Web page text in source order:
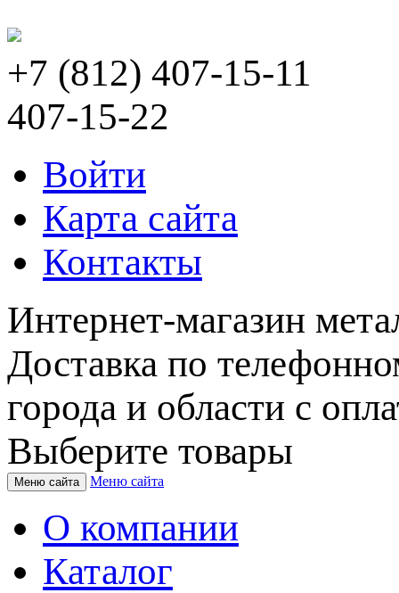
+7 (812) 407-15-11
407-15-22
Войти
Карта сайта
Контакты
Интернет-магазин
Доставка по
города и области с
Выберите товары
Меню сайта Меню сайта
О компании
Каталог